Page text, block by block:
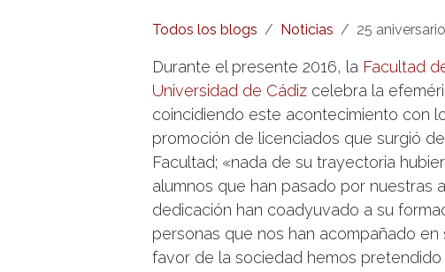
Todos los blogs Noticias 25
Durante el presente 2016, la Facultad
Universidad de Cádiz celebra la
coincidiendo este acontecimiento con
promoción de licenciados que surgió
Facultad; «nada de su trayectoria
alumnos que han pasado por
dedicación han coadyuvado a su
personas que nos han acompañado
favor de la sociedad hemos